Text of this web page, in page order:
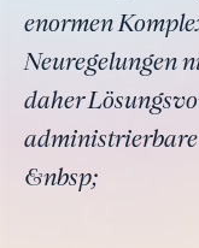
enormen
Neuregelungen
daher
administrierbare
&nbsp;